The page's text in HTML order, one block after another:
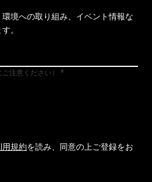
境への取り組み、イベント情報な
。
注意ください）
用規約を読み、同意の上ご登録をお